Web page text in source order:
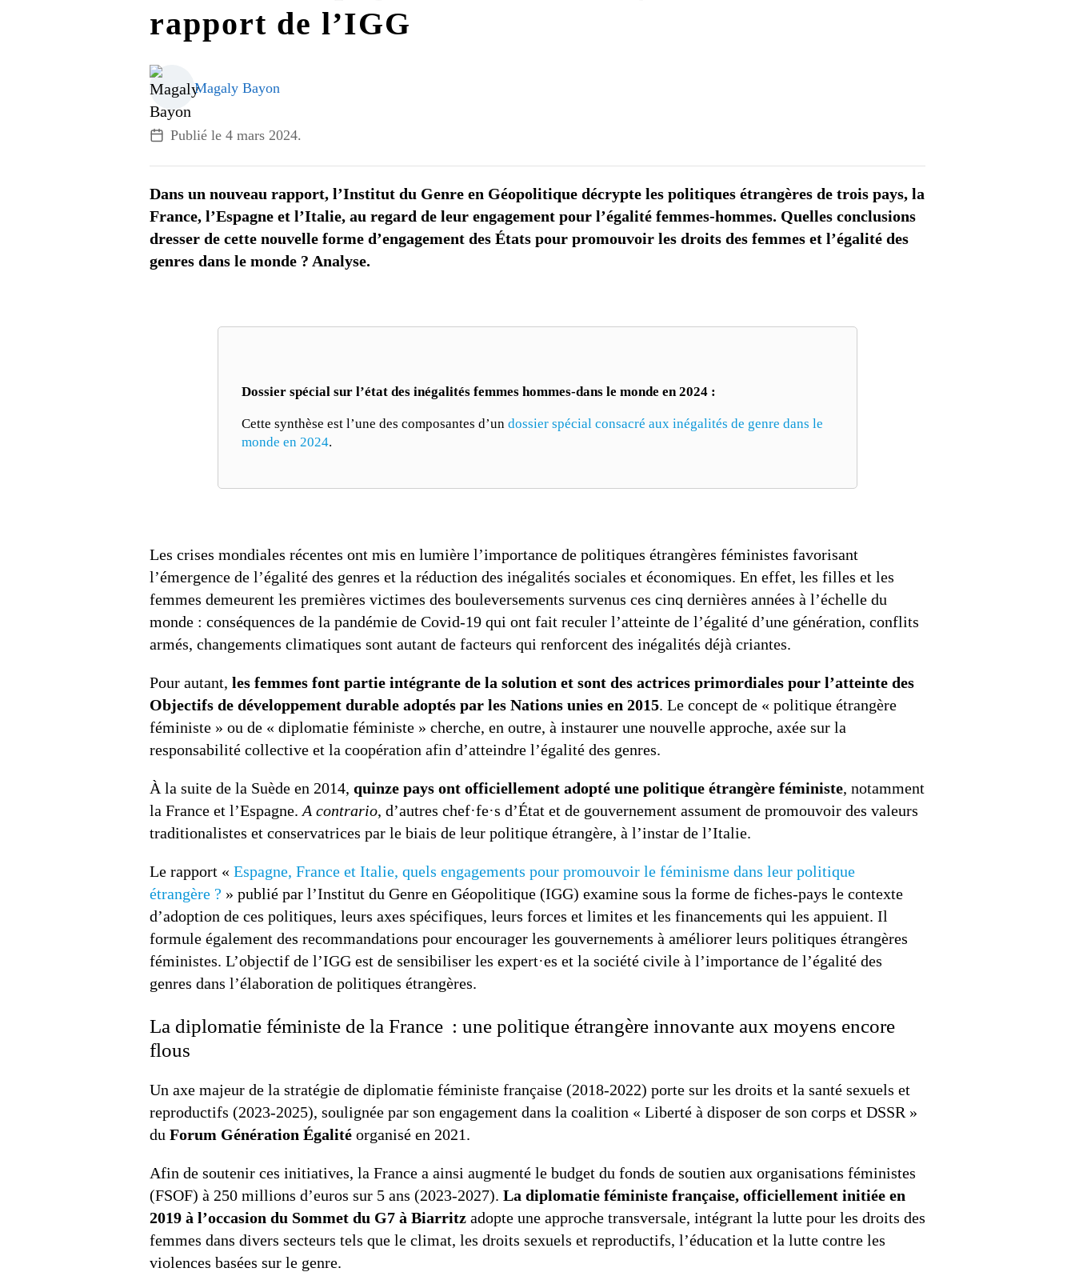
rapport de l’IGG
Magaly Bayon
Publié le 4 mars 2024.
Dans un nouveau rapport, l’Institut du Genre en Géopolitique décrypte les politiques étrangères de trois pays, la
France, l’Espagne et l’Italie, au regard de leur engagement pour l’égalité femmes-hommes. Quelles conclusions
dresser de cette nouvelle forme d’engagement des États pour promouvoir les droits des femmes et l’égalité des
genres dans le monde ? Analyse.
Dossier spécial sur l’état des inégalités femmes hommes-dans le monde en 2024 :
Cette synthèse est l’une des composantes d’un dossier spécial consacré aux inégalités de genre dans le
monde en 2024.
Les crises mondiales récentes ont mis en lumière l’importance de politiques étrangères féministes favorisant
l’émergence de l’égalité des genres et la réduction des inégalités sociales et économiques. En effet, les filles et les
femmes demeurent les premières victimes des bouleversements survenus ces cinq dernières années à l’échelle du
monde : conséquences de la pandémie de Covid-19 qui ont fait reculer l’atteinte de l’égalité d’une génération, conflits
armés, changements climatiques sont autant de facteurs qui renforcent des inégalités déjà criantes.
Pour autant, les femmes font partie intégrante de la solution et sont des actrices primordiales pour l’atteinte des
Objectifs de développement durable adoptés par les Nations unies en 2015. Le concept de « politique étrangère
féministe » ou de « diplomatie féministe » cherche, en outre, à instaurer une nouvelle approche, axée sur la
responsabilité collective et la coopération afin d’atteindre l’égalité des genres.
À la suite de la Suède en 2014, quinze pays ont officiellement adopté une politique étrangère féministe, notamment
la France et l’Espagne. A contrario, d’autres chef·fe·s d’État et de gouvernement assument de promouvoir des valeurs
traditionalistes et conservatrices par le biais de leur politique étrangère, à l’instar de l’Italie.
Le rapport « Espagne, France et Italie, quels engagements pour promouvoir le féminisme dans leur politique
étrangère ? » publié par l’Institut du Genre en Géopolitique (IGG) examine sous la forme de fiches-pays le contexte
d’adoption de ces politiques, leurs axes spécifiques, leurs forces et limites et les financements qui les appuient. Il
formule également des recommandations pour encourager les gouvernements à améliorer leurs politiques étrangères
féministes. L’objectif de l’IGG est de sensibiliser les expert·es et la société civile à l’importance de l’égalité des
genres dans l’élaboration de politiques étrangères.
La diplomatie féministe de la France : une politique étrangère innovante aux moyens encore
flous
Un axe majeur de la stratégie de diplomatie féministe française (2018-2022) porte sur les droits et la santé sexuels et
reproductifs (2023-2025), soulignée par son engagement dans la coalition « Liberté à disposer de son corps et DSSR »
du Forum Génération Égalité organisé en 2021.
Afin de soutenir ces initiatives, la France a ainsi augmenté le budget du fonds de soutien aux organisations féministes
(FSOF) à 250 millions d’euros sur 5 ans (2023-2027). La diplomatie féministe française, officiellement initiée en
2019 à l’occasion du Sommet du G7 à Biarritz adopte une approche transversale, intégrant la lutte pour les droits des
femmes dans divers secteurs tels que le climat, les droits sexuels et reproductifs, l’éducation et la lutte contre les
violences basées sur le genre.